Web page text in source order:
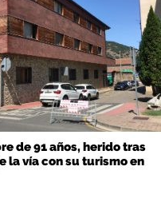
de 91 años, herido tras
la vía con su turismo en